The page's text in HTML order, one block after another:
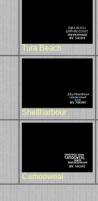
Tura Beach
Shellharbour
Camooweal